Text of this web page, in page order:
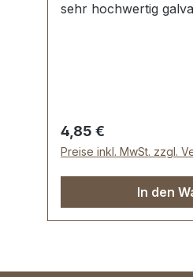
sehr hochwertig
Regulärer Preis:
4,85 €
Preise inkl. MwSt. zzgl.
In den